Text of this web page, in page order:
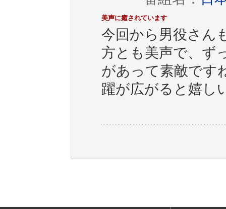
美声に癒されています
今回から男役さん
方とも美声で、ず
があって素敵です
躍が広がると嬉し